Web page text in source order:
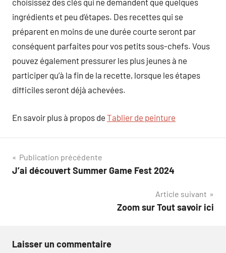
choisissez des clés qui ne demandent que quelques
ingrédients et peu d’étapes. Des recettes qui se
préparent en moins de une durée courte seront par
conséquent parfaites pour vos petits sous-chefs. Vous
pouvez également pressurer les plus jeunes à ne
participer qu’à la fin de la recette, lorsque les étapes
difficiles seront déjà achevées.
En savoir plus à propos de Tablier de peinture
Navigation
de
Publication précédente
J’ai découvert Summer Game Fest 2024
Article suivant
Zoom sur Tout savoir ici
Laisser un commentaire